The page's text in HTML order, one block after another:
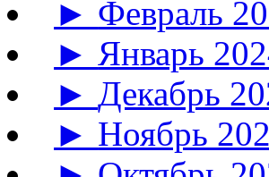
► Февраль
► Январь
► Декабрь
► Ноябрь